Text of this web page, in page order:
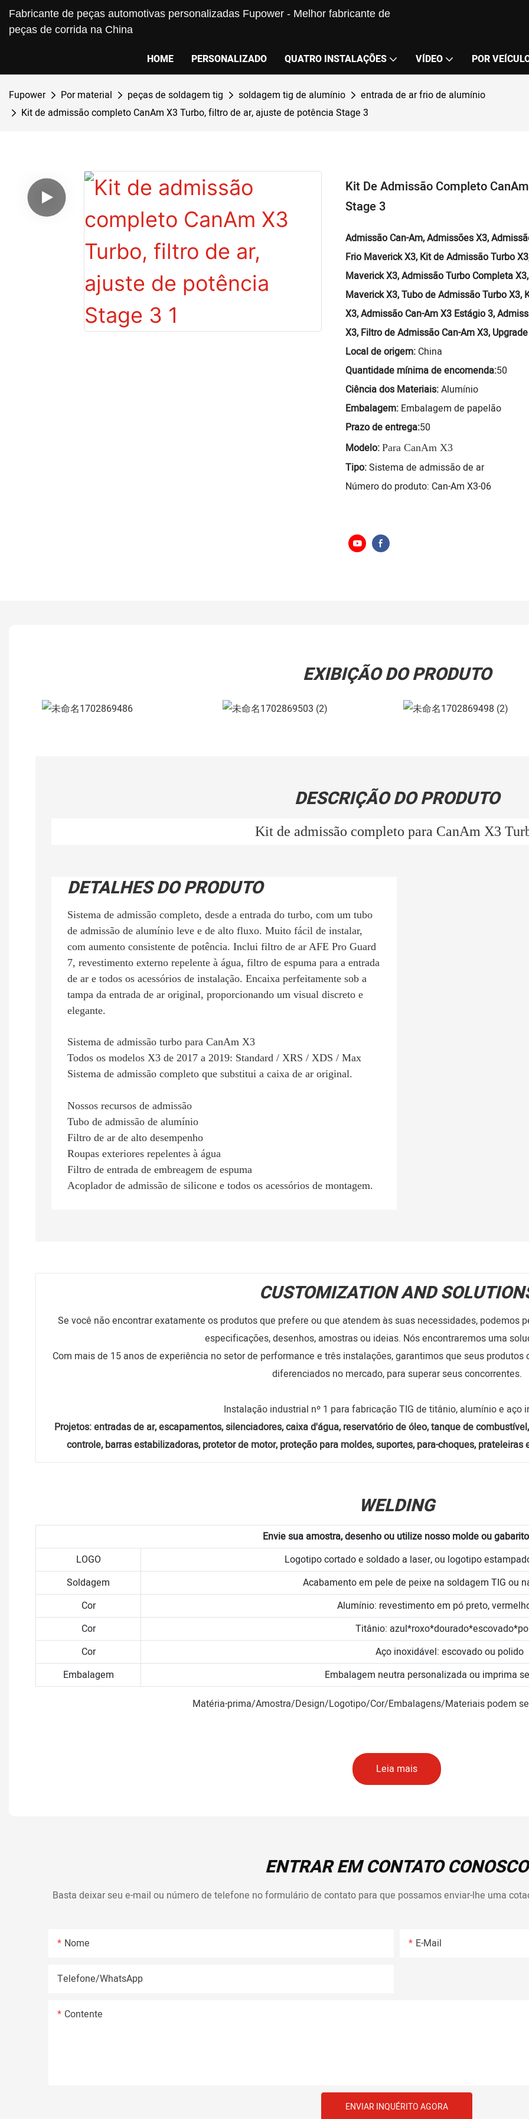
Fabricante de peças automotivas personalizadas Fupower - Melhor fabricante de
peças de corrida na China
HOME PERSONALIZADO QUATRO INSTALAÇÕES VÍDEO POR
Fupower Por material peças de soldagem tig soldagem tig de alumínio
entrada de ar frio de alumínio
Kit de admissão completo CanAm X3 Turbo, filtro de ar, ajuste de potência Stage 3
Kit De Admissão Completo
Stage 3
Admissão Can-Am, Admissões X3,
Frio Maverick X3, Kit de Admissão Turbo
Maverick X3, Admissão Turbo Completa
Maverick X3, Tubo de Admissão Turbo
X3, Admissão Can-Am X3 Estágio 3,
X3, Filtro de Admissão Can-Am X3,
Local de origem: China
Quantidade mínima de encomenda:50
Ciência dos Materiais:Alumínio
Embalagem: Embalagem de papelão
Prazo de entrega:50
Modelo: Para CanAm X3
Tipo:Sistema de admissão de ar
Número do produto: Can-Am X3-06
EXIBIÇÃO DO PRODUTO
DESCRIÇÃO DO PRODUTO
Kit de admissão completo para CanAm X3
DETALHES DO PRODUTO
Sistema de admissão completo, desde a entrada do turbo, com um tubo
de admissão de alumínio leve e de alto fluxo. Muito fácil de instalar,
com aumento consistente de potência. Inclui filtro de ar AFE Pro Guard
7, revestimento externo repelente à água, filtro de espuma para a entrada
de ar e todos os acessórios de instalação. Encaixa perfeitamente sob a
tampa da entrada de ar original, proporcionando um visual discreto e
elegante.
Sistema de admissão turbo para CanAm X3
Todos os modelos X3 de 2017 a 2019: Standard / XRS / XDS / Max
Sistema de admissão completo que substitui a caixa de ar original.
Nossos recursos de admissão
Tubo de admissão de alumínio
Filtro de ar de alto desempenho
Roupas exteriores repelentes à água
Filtro de entrada de embreagem de espuma
Acoplador de admissão de silicone e todos os acessórios de montagem.
CUSTOMIZATION AND
Se você não encontrar exatamente os produtos que prefere ou que atendem às suas necessidades, podemos
especificações, desenhos, amostras ou ideias. Nós encontraremos uma
Com mais de 15 anos de experiência no setor de performance e três instalações, garantimos que seus
diferenciados no mercado, para superar seus concorrentes.
Instalação industrial nº 1 para fabricação TIG de titânio, alumínio e aço
Projetos: entradas de ar, escapamentos, silenciadores, caixa d'água, reservatório de óleo, tanque de
controle, barras estabilizadoras, protetor de motor, proteção para moldes, suportes, para-choques,
WELDING
Envie sua amostra, desenho ou utilize nosso molde ou
LOGO
Logotipo cortado e soldado a laser, ou logotipo
Soldagem
Acabamento em pele de peixe na soldagem TIG ou
Cor
Alumínio: revestimento em pó preto,
Cor
Titânio:
Cor
Aço inoxidável: escovado ou polido
Embalagem
Embalagem neutra personalizada ou imprima
Matéria-prima/Amostra/Design/Logotipo/Cor/Embalagens/Materiais podem
Leia mais
ENTRAR EM CONTATO CONOSCO
Basta deixar seu e-mail ou número de telefone no formulário de contato para que possamos enviar-lhe uma
Nome E-Mail
Telefone/whatsApp
Contente
ENVIAR INQUÉRITO AGORA